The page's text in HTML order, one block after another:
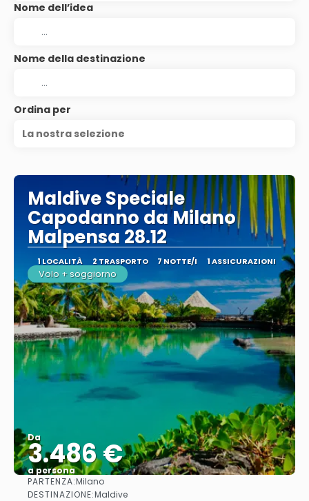
Nome dell’idea
Nome della destinazione
Ordina per
La nostra selezione
Maldive Speciale
Capodanno da Milano
Malpensa 28.12
1 LOCALITÀ 2 TRASPORTO 7 NOTTE/I 1 ASSICURAZIONI
Volo + soggiorno
Da
3.486 €
a persona
PARTENZA:Milano
DESTINAZIONE:Maldive